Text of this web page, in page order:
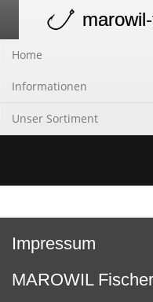
navigation
marowil
Home
Informationen
Unser Sortiment
Impressum
MAROWIL